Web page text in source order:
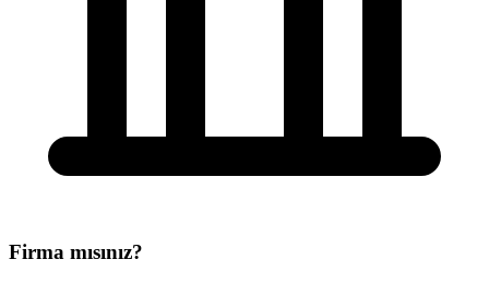
Firma mısınız?